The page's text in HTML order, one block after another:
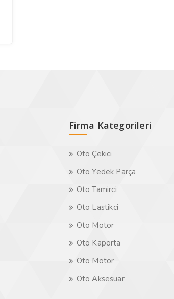
Firma Kategorileri
Oto Çekici
Oto Yedek Parça
Oto Tamirci
Oto Lastikci
Oto Motor
Oto Kaporta
Oto Motor
Oto Aksesuar